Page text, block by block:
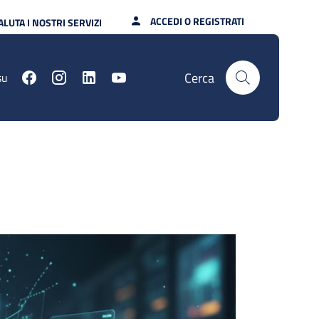
I NOSTRI SERVIZI ACCEDI O REGISTRATI
Cerca